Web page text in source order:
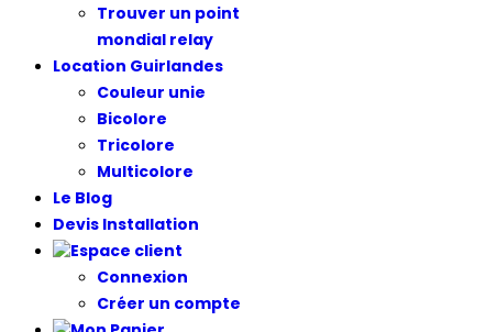
Trouver un point
mondial relay
Location Guirlandes
Couleur unie
Bicolore
Tricolore
Multicolore
Le Blog
Devis Installation
Connexion
Créer un compte